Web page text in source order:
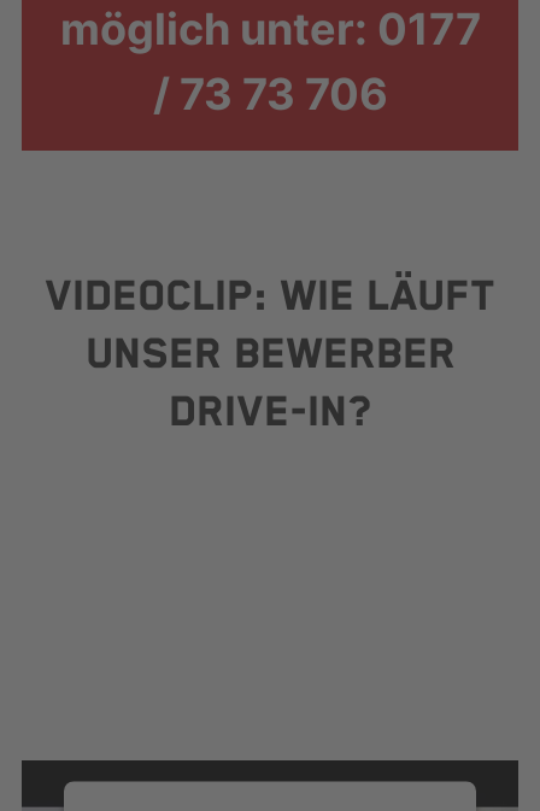
möglich unter: 0177
/ 73 73 706
VIDEOCLIP: WIE LÄUFT
UNSER BEWERBER
DRIVE-IN?